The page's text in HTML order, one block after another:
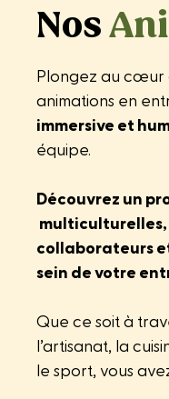
Nos
Plongez au cœur
animations en
immersive et
équipe.
Découvrez un
multiculturelles,
collaborateurs
sein de votre
Que ce soit à
l’artisanat, la
le sport, vous